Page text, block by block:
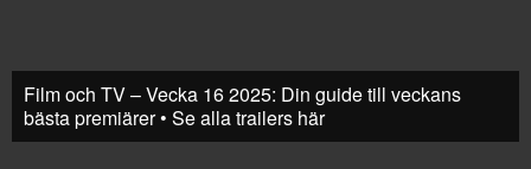
Film och TV – Vecka 16 2025: Din guide till veckans
bästa premiärer • Se alla trailers här